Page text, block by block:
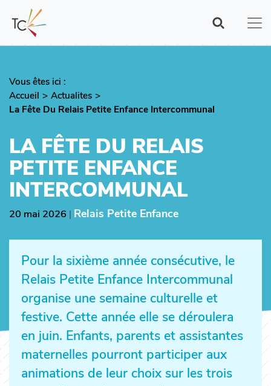
contenu
principal
Vous êtes ici :
Fil
d'Ariane
Accueil
Actualites
La Fête Du Relais Petite Enfance Intercommunal
LA FÊTE DU RELAIS
PETITE ENFANCE
INTERCOMMUNAL
20 mai 2026 | Relais Petite Enfance
Pour la sixième année consécutive, le
Relais Petite Enfance Intercommunal
organise une semaine culturelle et
festive. Cette année elle se déroulera
en juin. Enfants, parents et assistantes
maternelles pourront participer aux
animations de leur choix sur les trois